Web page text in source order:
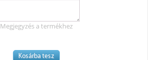
Megjegyzés a termékhez